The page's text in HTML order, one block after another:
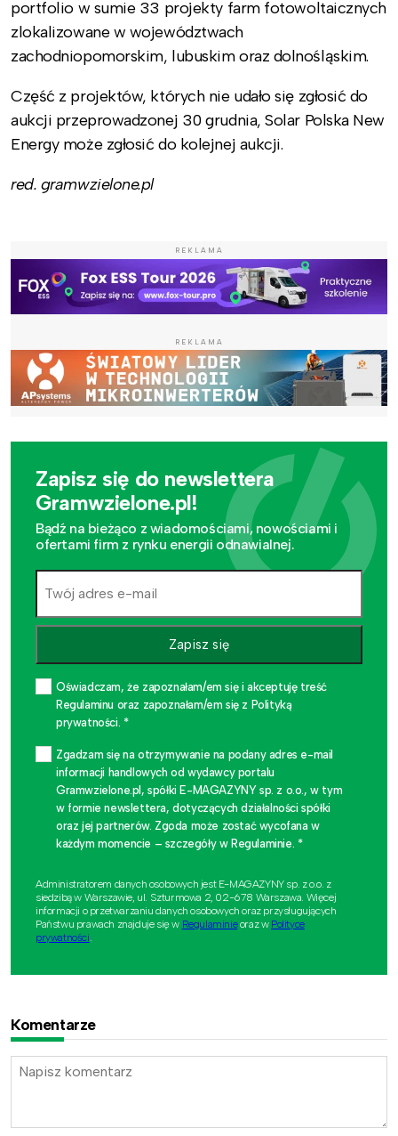
portfolio w sumie 33 projekty farm fotowoltaicznych
zlokalizowane w województwach
zachodniopomorskim, lubuskim oraz dolnośląskim.
Część z projektów, których nie udało się zgłosić do
aukcji przeprowadzonej 30 grudnia, Solar Polska New
Energy może zgłosić do kolejnej aukcji.
red. gramwzielone.pl
REKLAMA
REKLAMA
Zapisz się do newslettera
Gramwzielone.pl!
Bądź na bieżąco z wiadomościami, nowościami i
ofertami firm z rynku energii odnawialnej.
Zapisz się
Oświadczam, że zapoznałam/em się i akceptuję treść
Regulaminu oraz zapoznałam/em się z Polityką
prywatności. *
Zgadzam się na otrzymywanie na podany adres e-mail
informacji handlowych od wydawcy portalu
Gramwzielone.pl, spółki E-MAGAZYNY sp. z o.o., w tym
w formie newslettera, dotyczących działalności spółki
oraz jej partnerów. Zgoda może zostać wycofana w
każdym momencie – szczegóły w Regulaminie. *
Administratorem danych osobowych jest E-MAGAZYNY sp. z o.o. z
siedzibą w Warszawie, ul. Szturmowa 2, 02-678 Warszawa. Więcej
informacji o przetwarzaniu danych osobowych oraz przysługujących
Państwu prawach znajduje się w Regulaminieoraz w Polityce
prywatności.
Komentarze